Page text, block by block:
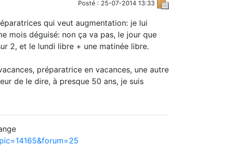
Posté : 25-07-2014 13:33
qui veut augmentation: je lui
mois déguisé: non ça va pas, le jour que
2, et le lundi libre + une matinée libre.
préparatrice en vacances, une autre
de le dire, à presque 50 ans, je suis